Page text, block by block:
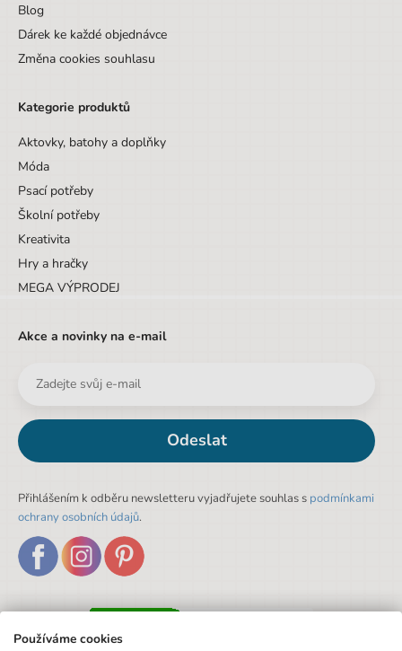
Blog
Dárek ke každé objednávce
Změna cookies souhlasu
Kategorie produktů
Aktovky, batohy a doplňky
Móda
Psací potřeby
Školní potřeby
Kreativita
Hry a hračky
MEGA VÝPRODEJ
Akce a novinky na e-mail
Odeslat
Přihlášením k odběru newsletteru vyjadřujete souhlas s podmínkami
ochrany osobních údajů.
Používáme cookies